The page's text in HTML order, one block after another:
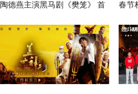
陶德燕主演黑马剧《樊笼》 首
演蛇蝎美人扮相惊艳
春节
广州
王”